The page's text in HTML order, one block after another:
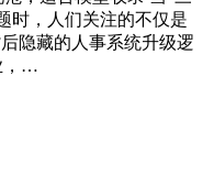
时，人们关注的不仅是
隐藏的人事系统升级逻
，…